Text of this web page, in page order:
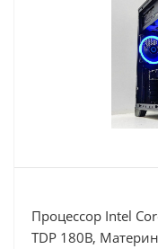
Процессор Intel
TDP 180В,